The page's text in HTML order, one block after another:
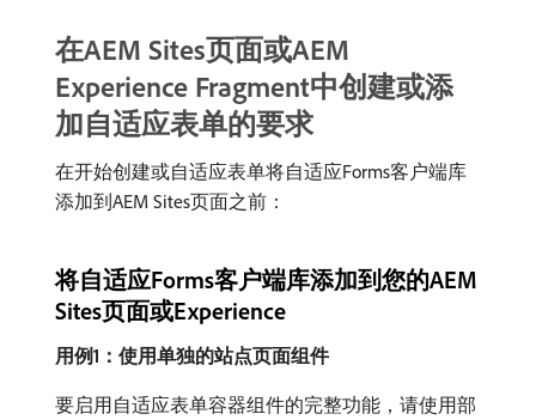
在AEM Sites页面或AEM
Experience Fragment中创建或添
加自适应表单的要求
在开始创建或自适应表单将自适应Forms客户端库
添加到AEM Sites页面之前：
将自适应Forms客户端库添加到您的AEM
Sites页面或Experience
用例1：使用单独的站点页面组件
要启用自适应表单容器组件的完整功能，请使用部